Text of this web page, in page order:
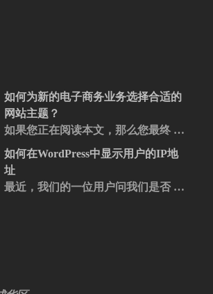
如何为新的电子商务业务选择合适的
网站主题？
如果您正在阅读本文，那么您最终 …
如何在WordPress中显示用户的IP地
址
最近，我们的一位用户问我们是否 …